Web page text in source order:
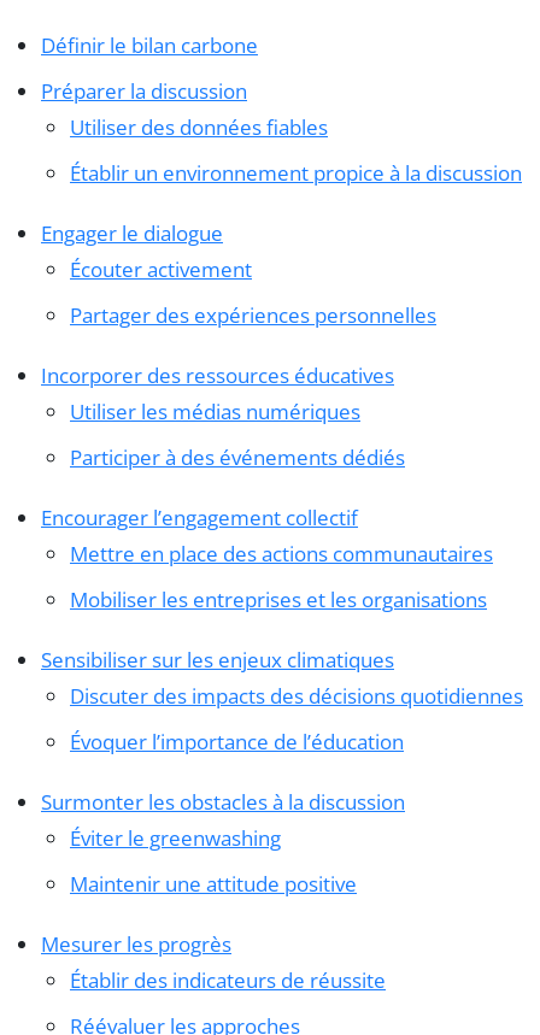
Définir le bilan carbone
Préparer la discussion
Utiliser des données fiables
Établir un environnement propice à la discussion
Engager le dialogue
Écouter activement
Partager des expériences personnelles
Incorporer des ressources éducatives
Utiliser les médias numériques
Participer à des événements dédiés
Encourager l’engagement collectif
Mettre en place des actions communautaires
Mobiliser les entreprises et les organisations
Sensibiliser sur les enjeux climatiques
Discuter des impacts des décisions quotidiennes
Évoquer l’importance de l’éducation
Surmonter les obstacles à la discussion
Éviter le greenwashing
Maintenir une attitude positive
Mesurer les progrès
Établir des indicateurs de réussite
Réévaluer les approches